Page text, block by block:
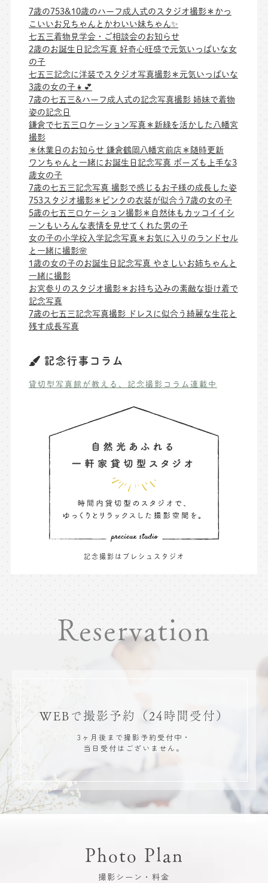
7歳の753&10歳のハーフ成人式のスタジオ撮影＊かっ
こいいお兄ちゃんとかわいい妹ちゃん✨
七五三着物見学会・ご相談会のお知らせ
2歳のお誕生日記念写真 好奇心旺盛で元気いっぱいな女
の子
七五三記念に洋装でスタジオ写真撮影＊元気いっぱいな
3歳の女の子👧💕
7歳の七五三&ハーフ成人式の記念写真撮影 姉妹で着物
姿の記念日
鎌倉で七五三ロケーション写真＊新緑を活かした八幡宮
撮影
＊休業日のお知らせ 鎌倉鶴岡八幡宮前店＊随時更新
ワンちゃんと一緒にお誕生日記念写真 ポーズも上手な3
歳女の子
7歳の七五三記念写真 撮影で感じるお子様の成長した姿
753スタジオ撮影＊ピンクの衣装が似合う7歳の女の子
5歳の七五三ロケーション撮影＊自然体もカッコイイシ
ーンもいろんな表情を見せてくれた男の子
女の子の小学校入学記念写真＊お気に入りのランドセル
と一緒に撮影🌸
1歳の女の子のお誕生日記念写真 やさしいお姉ちゃんと
一緒に撮影
お宮参りのスタジオ撮影＊お持ち込みの素敵な掛け着で
記念写真
7歳の七五三記念写真撮影 ドレスに似合う綺麗な生花と
残す成長写真
記念行事コラム
貸切型写真館が教える、記念撮影コラム連載中
記念撮影はプレシュスタジオ
Reservation
WEBで撮影予約 （24時間受付）
3ヶ月後まで撮影予約受付中・
当日受付はございません。
Photo Plan
撮影シーン・料金